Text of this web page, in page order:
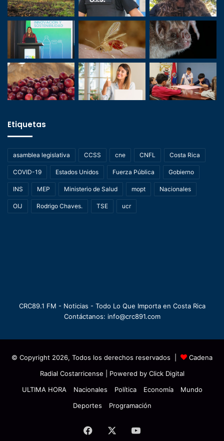
Etiquetas
asamblea legislativa CCSS cne CNFL Costa Rica
COVID-19 Estados Unidos Fuerza Pública Gobierno
INS MEP Ministerio de Salud mopt Nacionales
OIJ Rodrigo Chaves. TSE ucr
CRC89.1 FM - Noticias - Todo Lo Que Importa en Costa Rica
Contáctanos: info@crc891.com
© Copyright 2026, Todos los derechos reservados |
Cadena
Radial Costarricense | Powered by Click Digital
ULTIMA HORA
Nacionales Política Economía
Mundo
Deportes
Programación
Facebook